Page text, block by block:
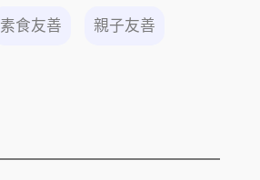
素食友善 親子友善